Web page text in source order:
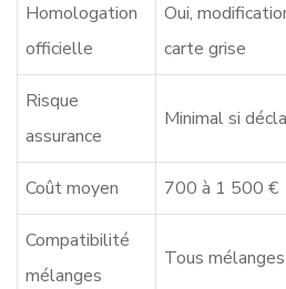
Homologation
officielle
Oui,
carte grise
Risque
assurance
Minimal si
Coût moyen 700 à 1 500 €
Compatibilité
mélanges
Tous mélanges